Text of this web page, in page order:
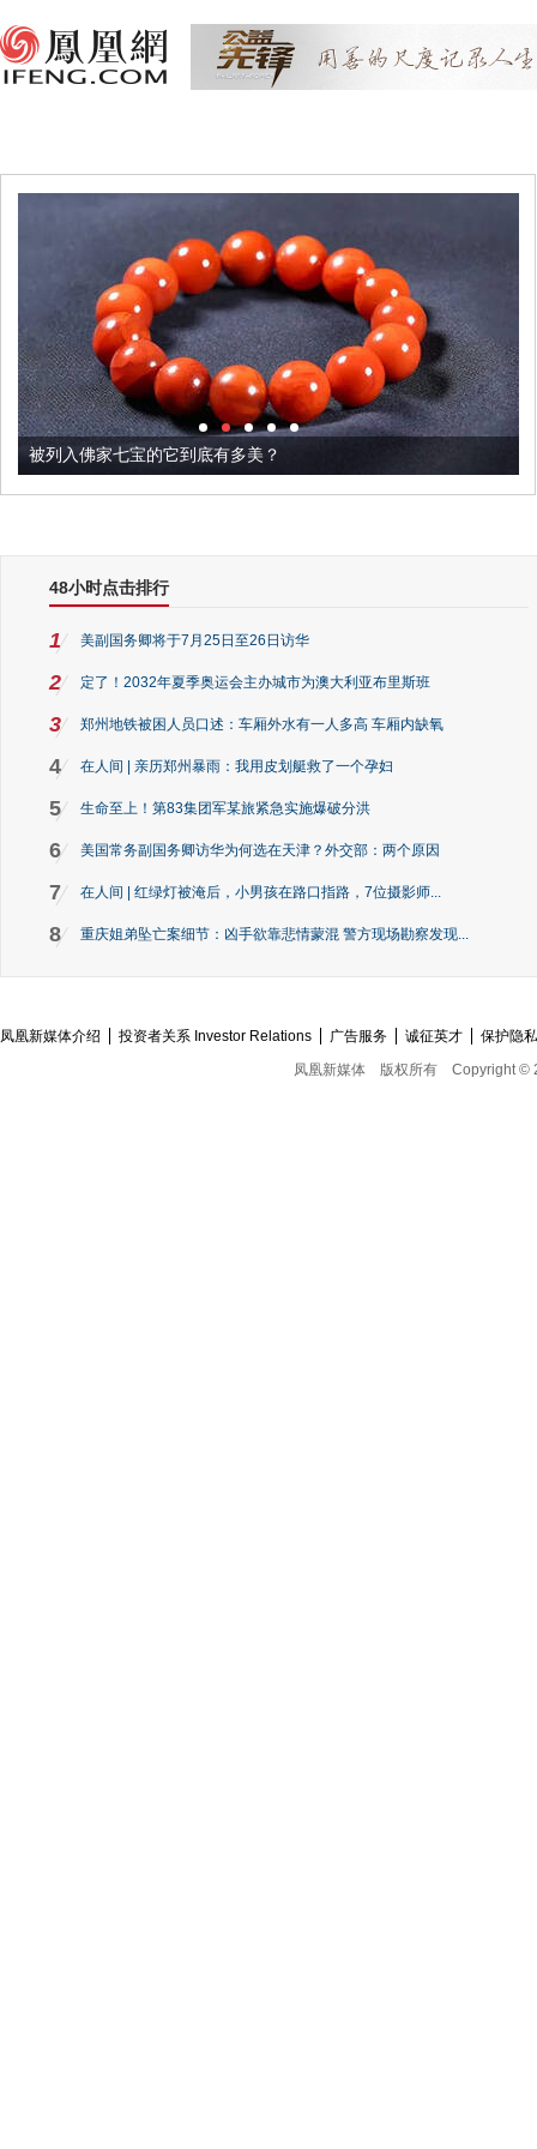
被列入佛家七宝的它到底有多美？
48小时点击排行
1 美副国务卿将于7月25日至26日访华
2 定了！2032年夏季奥运会主办城市为澳大利亚布里斯班
3 郑州地铁被困人员口述：车厢外水有一人多高 车厢内缺氧
4 在人间 | 亲历郑州暴雨：我用皮划艇救了一个孕妇
5 生命至上！第83集团军某旅紧急实施爆破分洪
6 美国常务副国务卿访华为何选在天津？外交部：两个原因
7 在人间 | 红绿灯被淹后，小男孩在路口指路，7位摄影师...
8 重庆姐弟坠亡案细节：凶手欲靠悲情蒙混 警方现场勘察发现...
凤凰新媒体介绍 投资者关系 Investor Relations 广告服务 诚征英才
保护隐
凤凰新媒体
版权所有 Copyright ©